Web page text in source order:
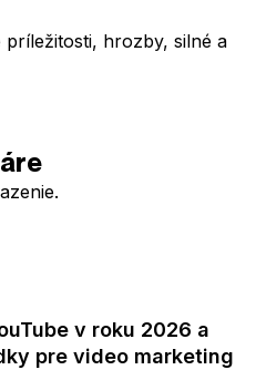
príležitosti, hrozby, silné a
v roku 2026 a
pre video marketing